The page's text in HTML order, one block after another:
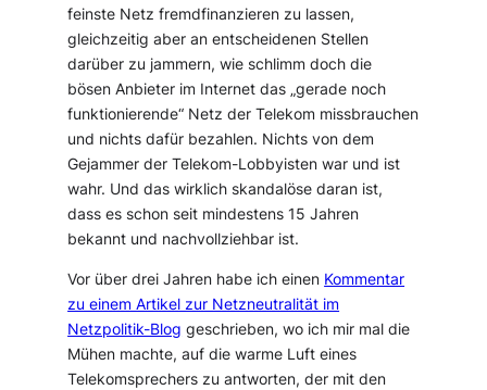
feinste Netz fremdfinanzieren zu lassen,
gleichzeitig aber an entscheidenen Stellen
darüber zu jammern, wie schlimm doch die
bösen Anbieter im Internet das „gerade noch
funktionierende“ Netz der Telekom missbrauchen
und nichts dafür bezahlen. Nichts von dem
Gejammer der Telekom-Lobbyisten war und ist
wahr. Und das wirklich skandalöse daran ist,
dass es schon seit mindestens 15 Jahren
bekannt und nachvollziehbar ist.
Vor über drei Jahren habe ich einen Kommentar
zu einem Artikel zur Netzneutralität im
Netzpolitik-Blog geschrieben, wo ich mir mal die
Mühen machte, auf die warme Luft eines
Telekomsprechers zu antworten, der mit den